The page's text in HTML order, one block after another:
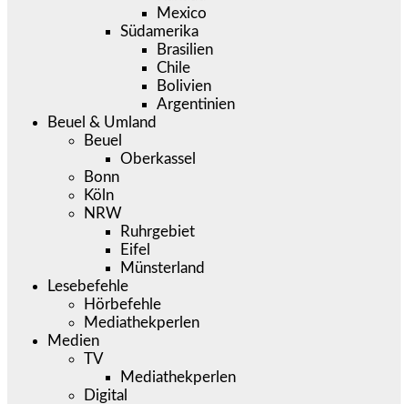
Mexico
Südamerika
Brasilien
Chile
Bolivien
Argentinien
Beuel & Umland
Beuel
Oberkassel
Bonn
Köln
NRW
Ruhrgebiet
Eifel
Münsterland
Lesebefehle
Hörbefehle
Mediathekperlen
Medien
TV
Mediathekperlen
Digital